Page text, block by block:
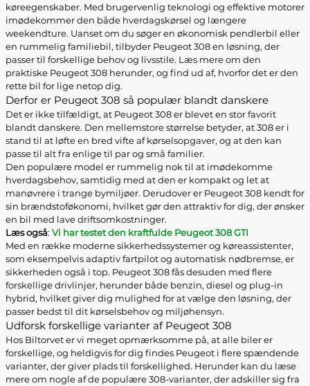
køreegenskaber. Med brugervenlig teknologi og effektive motorer
imødekommer den både hverdagskørsel og længere
weekendture. Uanset om du søger en økonomisk pendlerbil eller
en rummelig familiebil, tilbyder Peugeot 308 en løsning, der
passer til forskellige behov og livsstile. Læs mere om den
praktiske Peugeot 308 herunder, og find ud af, hvorfor det er den
rette bil for lige netop dig.
Derfor er Peugeot 308 så populær blandt danskere
Det er ikke tilfældigt, at Peugeot 308 er blevet en stor favorit
blandt danskere. Den mellemstore størrelse betyder, at 308 er i
stand til at løfte en bred vifte af kørselsopgaver, og at den kan
passe til alt fra enlige til par og små familier.
Den populære model er rummelig nok til at imødekomme
hverdagsbehov, samtidig med at den er kompakt og let at
manøvrere i trange bymiljøer. Derudover er Peugeot 308 kendt for
sin brændstoføkonomi, hvilket gør den attraktiv for dig, der ønsker
en bil med lave driftsomkostninger.
Læs også: Vi har testet den kraftfulde Peugeot 308 GTI
Med en række moderne sikkerhedssystemer og køreassistenter,
som eksempelvis adaptiv fartpilot og automatisk nødbremse, er
sikkerheden også i top. Peugeot 308 fås desuden med flere
forskellige drivlinjer, herunder både benzin, diesel og plug-in
hybrid, hvilket giver dig mulighed for at vælge den løsning, der
passer bedst til dit kørselsbehov og miljøhensyn.
Udforsk forskellige varianter af Peugeot 308
Hos Biltorvet er vi meget opmærksomme på, at alle biler er
forskellige, og heldigvis for dig findes Peugeot i flere spændende
varianter, der giver plads til forskellighed. Herunder kan du læse
mere om nogle af de populære 308-varianter, der adskiller sig fra